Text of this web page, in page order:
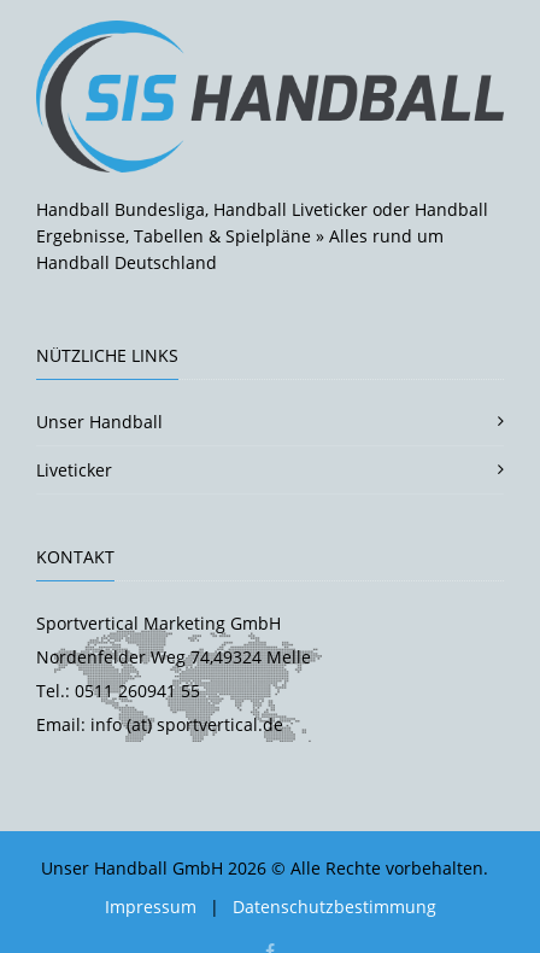
Handball Bundesliga, Handball Liveticker oder Handball
Ergebnisse, Tabellen & Spielpläne » Alles rund um
Handball Deutschland
NÜTZLICHE LINKS
Unser Handball
Liveticker
KONTAKT
Sportvertical Marketing GmbH
Nordenfelder Weg 74,49324 Melle
Tel.: 0511 260941 55
Email: info (at) sportvertical.de
Unser Handball GmbH 2026 © Alle Rechte vorbehalten.
Impressum
| Datenschutzbestimmung